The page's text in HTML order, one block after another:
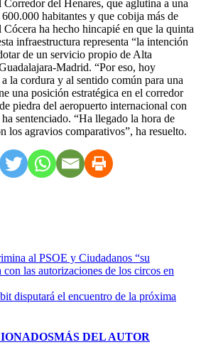
del Henares, que aglutina a una
habitantes y que cobija más de
ha hecho hincapié en que la quinta
infraestructura representa “la intención
de un servicio propio de Alta
Madrid. “Por eso, hoy
la cordura y al sentido común para una
una posición estratégica en el corredor
piedra del aeropuerto internacional con
sentenciado. “Ha llegado la hora de
los agravios comparativos”, ha resuelto.
al PSOE y Ciudadanos “su
las autorizaciones de los circos en
disputará el encuentro de la próxima
MÁS DEL AUTOR